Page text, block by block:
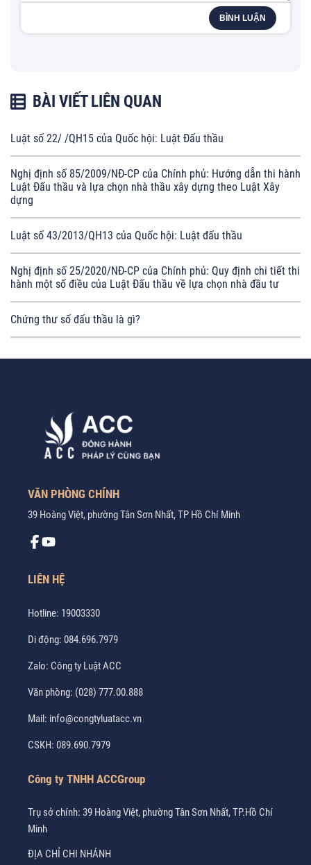
BÌNH LUẬN
BÀI VIẾT LIÊN QUAN
Luật số 22/ /QH15 của Quốc hội: Luật Đấu thầu
Nghị định số 85/2009/NĐ-CP của Chính phủ: Hướng dẫn thi hành
Luật Đấu thầu và lựa chọn nhà thầu xây dựng theo Luật Xây
dựng
Luật số 43/2013/QH13 của Quốc hội: Luật đấu thầu
Nghị định số 25/2020/NĐ-CP của Chính phủ: Quy định chi tiết thi
hành một số điều của Luật Đấu thầu về lựa chọn nhà đầu tư
Chứng thư số đấu thầu là gì?
VĂN PHÒNG CHÍNH
39 Hoàng Việt, phường Tân Sơn Nhất, TP Hồ Chí Minh
LIÊN HỆ
Hotline: 19003330
Di động: 084.696.7979
Zalo: Công ty Luật ACC
Văn phòng: (028) 777.00.888
Mail: info@congtyluatacc.vn
CSKH: 089.690.7979
Công ty TNHH ACCGroup
Trụ sở chính: 39 Hoàng Việt, phường Tân Sơn Nhất, TP.Hồ Chí
Minh
ĐỊA CHỈ CHI NHÁNH